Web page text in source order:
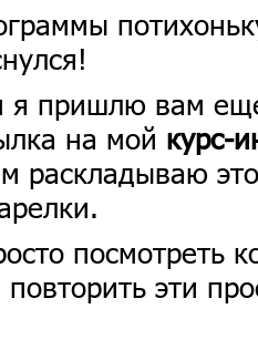
я пришлю вам
на мой курс-
раскладываю
посмотреть
эти